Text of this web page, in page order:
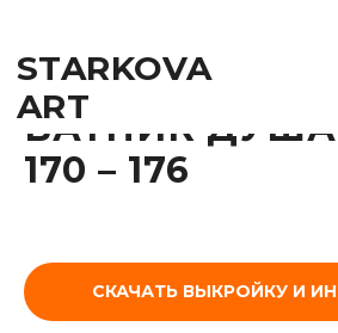
ART
ВАТНИК ДУША,
170 – 176
СКАЧАТЬ ВЫКРОЙКУ И